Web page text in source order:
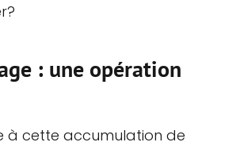
: une opération
à cette accumulation de